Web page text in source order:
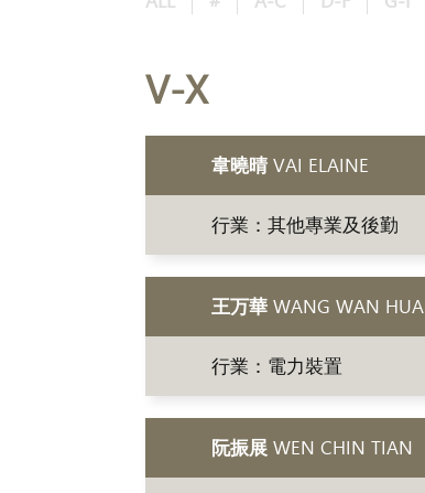
V-X
韋曉晴 VAI ELAINE
行業：其他專業及後勤
王万華 WANG WAN HUA
行業：電力裝置
阮振展 WEN CHIN TIAN